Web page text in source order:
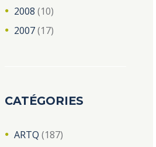
2008 (10)
2007(17)
CATÉGORIES
ARTQ (187)